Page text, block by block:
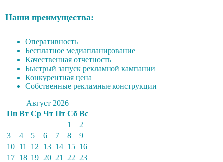
Наши преимущества:
Оперативность
Бесплатное медиапланирование
Качественная отчетность
Быстрый запуск рекламной кампании
Конкурентная цена
Собственные рекламные конструкции
Август 2026
Пн Вт Ср Чт Пт Сб Вс
1
2
3
4 5 6 7 8
9
10 11 12 13 14 15 16
17 18 19 20 21 22 23